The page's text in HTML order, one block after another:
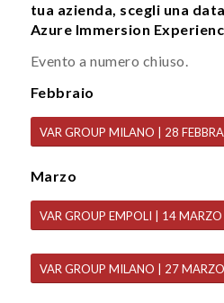
tua azienda, scegli una
Azure Immersion
Evento a numero chiuso.
Febbraio
VAR GROUP MILANO | 28
Marzo
VAR GROUP EMPOLI | 14
VAR GROUP MILANO | 27